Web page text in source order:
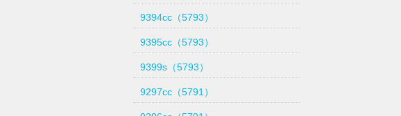
9394cc（5793）
9395cc（5793）
9399s（5793）
9297cc（5791）